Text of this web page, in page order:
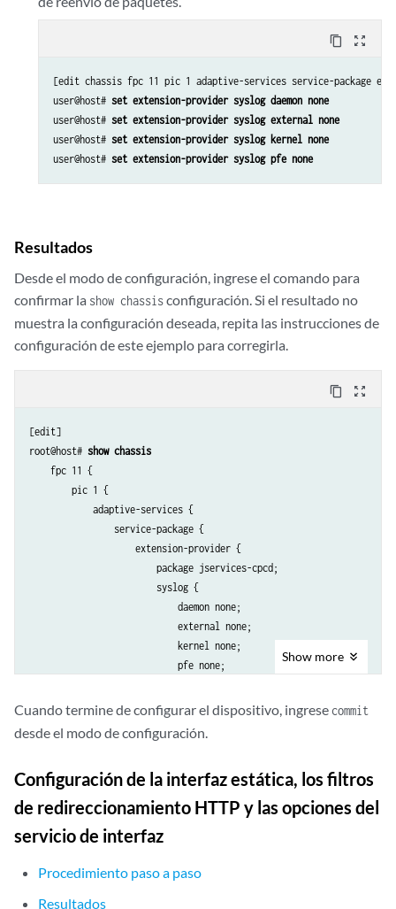
content_copy zoom_out_map
[edit chassis fpc 11 pic 1 adaptive-services service-package
user@host# set extension-provider syslog daemon none
user@host# set extension-provider syslog external none
user@host# set extension-provider syslog kernel none
user@host# set extension-provider syslog pfe none
Resultados
Desde el modo de configuración, ingrese el comando para
confirmar la show chassisconfiguración. Si el resultado no
muestra la configuración deseada, repita las instrucciones de
configuración de este ejemplo para corregirla.
content_copy zoom_out_map
[edit]
root@host# show chassis
    fpc 11 {
        pic 1 {
            adaptive-services {
                service-package {
                    extension-provider {
                        package jservices-cpcd;
                        syslog {
                            daemon none;
                            external none;
                            kernel none;
                            pfe none;
                    }
            }
Show more
Cuando termine de configurar el dispositivo, ingrese commit
desde el modo de configuración.
Configuración de la interfaz estática, los filtros
de redireccionamiento HTTP y las opciones del
servicio de interfaz
Procedimiento paso a paso
Resultados